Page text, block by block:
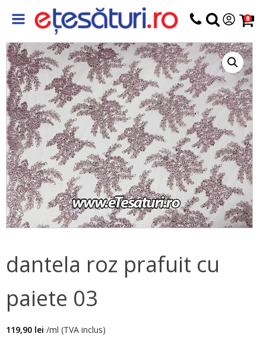
0
dantela roz prafuit cu
paiete 03
119,90 lei /ml (TVA inclus)